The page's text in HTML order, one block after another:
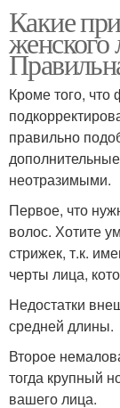
Какие
Кроме того,
правильно
неотразимыми.
Первое, что
волос. Хотите
стрижек, т.к.
черты лица,
Недостатки
средней длины.
Второе
тогда крупный
вашего лица.